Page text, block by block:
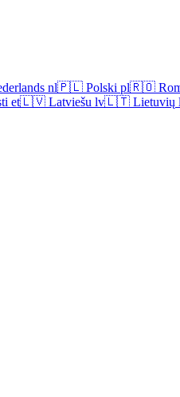
nl🇵🇱 Polski pl🇷🇴
et🇱🇻 Latviešu lv🇱🇹 Lietuvių